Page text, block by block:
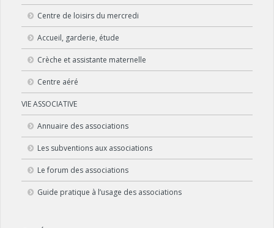
Centre de loisirs du mercredi
Accueil, garderie, étude
Crèche et assistante maternelle
Centre aéré
VIE ASSOCIATIVE
Annuaire des associations
Les subventions aux associations
Le forum des associations
Guide pratique à l’usage des associations